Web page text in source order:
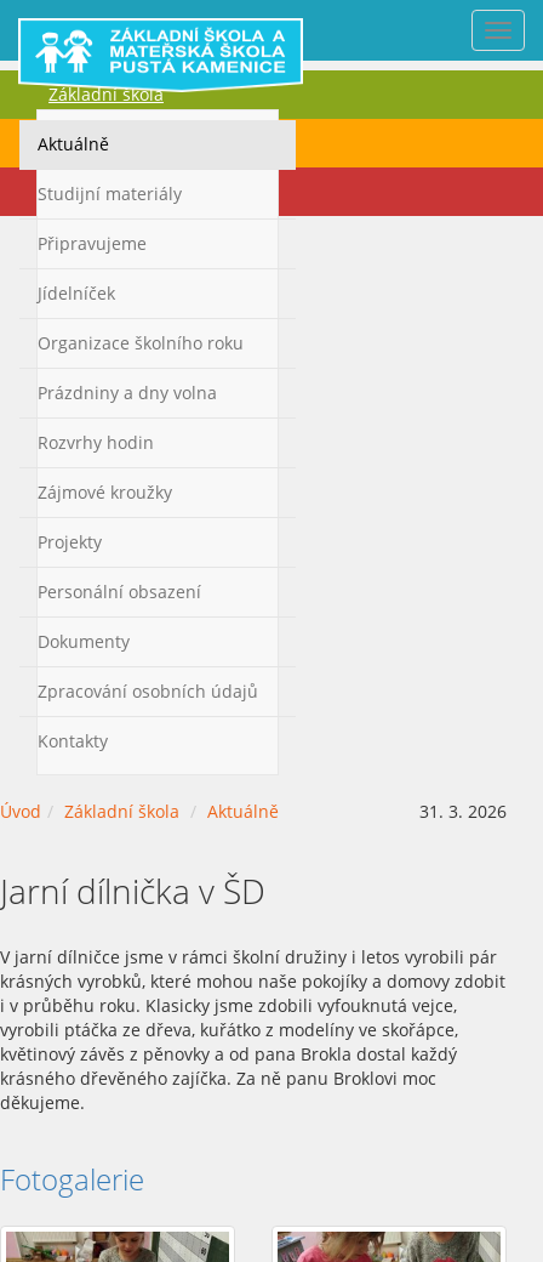
Základní škola
Mateřská škola
Kontakty
Aktuálně
Studijní materiály
Připravujeme
Jídelníček
Organizace školního roku
Prázdniny a dny volna
Rozvrhy hodin
Zájmové kroužky
Projekty
Personální obsazení
Dokumenty
Zpracování osobních údajů
Kontakty
Úvod Základní škola Aktuálně 31. 3. 2026
Jarní dílnička v ŠD
V jarní dílničce jsme v rámci školní družiny i letos vyrobili pár
krásných vyrobků, které mohou naše pokojíky a domovy zdobit
i v průběhu roku. Klasicky jsme zdobili vyfouknutá vejce,
vyrobili ptáčka ze dřeva, kuřátko z modelíny ve skořápce,
květinový závěs z pěnovky a od pana Brokla dostal každý
krásného dřevěného zajíčka. Za ně panu Broklovi moc
děkujeme.
Fotogalerie